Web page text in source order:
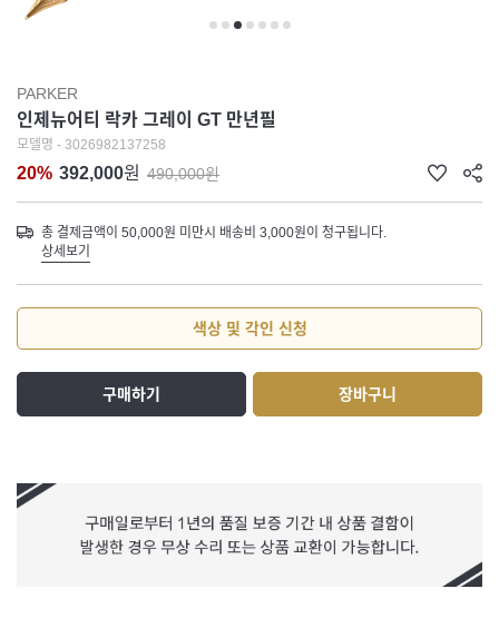
PARKER
인제뉴어티 락카 그레이 GT 만년필
모델명 - 3026982137258
20% 392,000원 490,000원
총 결제금액이 50,000원 미만시 배송비 3,000원이 청구됩니다.
상세보기
색상 및 각인 신청
구매하기 장바구니